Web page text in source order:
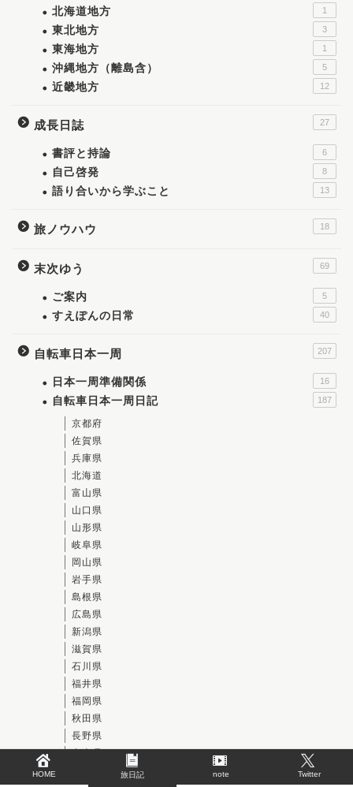
北海道地方 1
東北地方 3
東海地方 1
沖縄地方（離島含） 5
近畿地方 12
成長日誌 27
書評と持論 6
自己啓発 8
語り合いから学ぶこと 13
旅ノウハウ 18
末次ゆう 69
ご案内 5
すえぽんの日常 40
自転車日本一周 207
日本一周準備関係 16
自転車日本一周日記 187
京都府
佐賀県
兵庫県
北海道
富山県
山口県
山形県
岐阜県
岡山県
岩手県
島根県
広島県
新潟県
滋賀県
石川県
福井県
福岡県
秋田県
長野県
HOME 旅日記 note Twitter